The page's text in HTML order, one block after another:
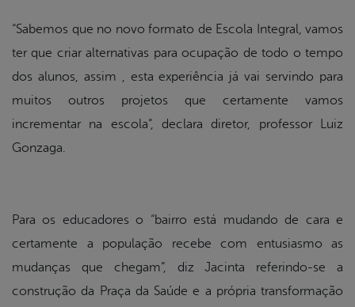
“Sabemos que no novo formato de Escola Integral, vamos
ter que criar alternativas para ocupação de todo o tempo
dos alunos, assim , esta experiência já vai servindo para
muitos outros projetos que certamente vamos
incrementar na escola”, declara diretor, professor Luiz
Gonzaga.
Para os educadores o “bairro está mudando de cara e
certamente a população recebe com entusiasmo as
mudanças que chegam”, diz Jacinta referindo-se a
construção da Praça da Saúde e a própria transformação